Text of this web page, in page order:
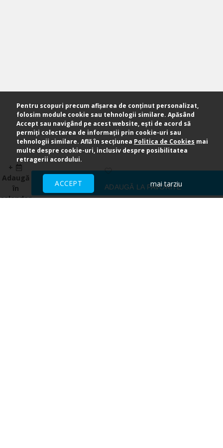
+
Adaugă
în
calendar
ADAUGĂ LA FAVORITE
Pentru scopuri precum afișarea de conținut personalizat,
folosim module cookie sau tehnologii similare. Apăsând
Accept sau navigând pe acest website, ești de acord să
permiți colectarea de informații prin cookie-uri sau
tehnologii similare. Află în secțiunea Politica de Cookies mai
multe despre cookie-uri, inclusiv despre posibilitatea
retragerii acordului.
ACCEPT mai tarziu